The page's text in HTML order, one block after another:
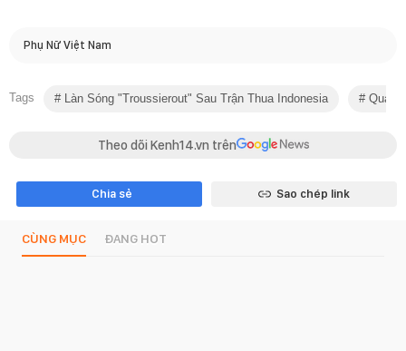
Phụ Nữ Việt Nam
Tags Làn Sóng "Troussierout" Sau Trận Thua Indonesia Quang
Theo dõi Kenh14.vn trên
Chia sẻ Sao chép link
CÙNG MỤC ĐANG HOT